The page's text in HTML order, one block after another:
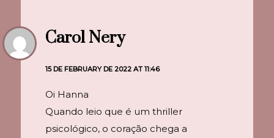
Carol Nery
15 DE FEBRUARY DE 2022 AT 11:46
Oi Hanna
Quando leio que é um thriller
psicológico, o coração chega a